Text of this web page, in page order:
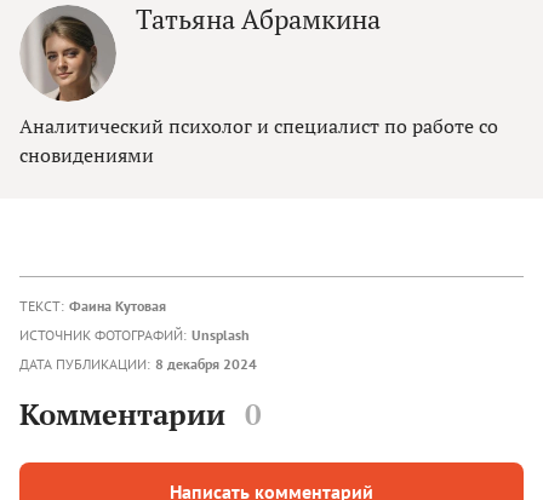
Татьяна Абрамкина
Аналитический психолог и специалист по работе со
сновидениями
ТЕКСТ: Фаина Кутовая
ИСТОЧНИК ФОТОГРАФИЙ: Unsplash
ДАТА ПУБЛИКАЦИИ: 8 декабря 2024
Комментарии 0
Написать комментарий